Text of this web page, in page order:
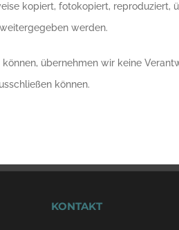
kopiert, fotokopiert,
werden.
übernehmen wir keine
können.
KONTAKT